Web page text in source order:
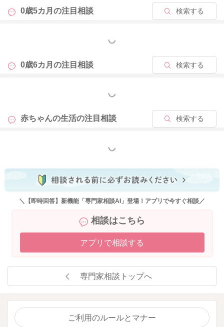
+お茶）をあげていただくといいと思いますよ。
よかったら参考になさってみてください。
2020/10/6 14:10
0歳5カ月の注目相談 検索する
もっと見る
0歳6カ月の注目相談 検索する
もっと見る
赤ちゃんの生活の注目相談 検索する
もっと見る
＼【即時回答】新機能「専門家相談AI」登場！アプリで今すぐ相談／
相談はこちら
アプリで相談する
専門家相談トップへ
ご利用のルールとマナー